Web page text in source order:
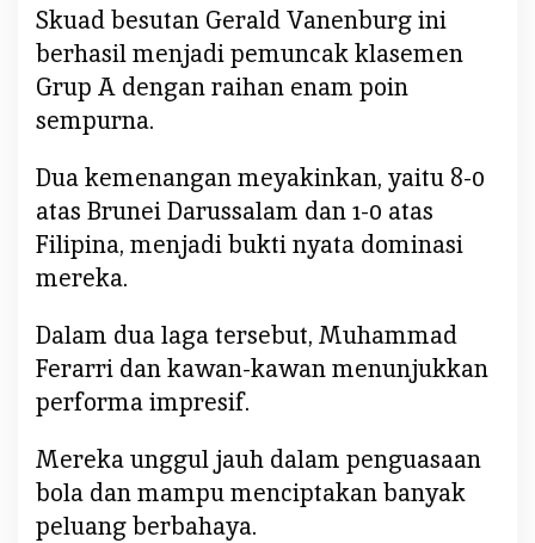
P
i
a
F
F
U
3
0
2
Skuad besutan Gerald Vanenburg ini
berhasil menjadi pemuncak klasemen
Grup A dengan raihan enam poin
sempurna.
Dua kemenangan meyakinkan, yaitu 8-0
atas Brunei Darussalam dan 1-0 atas
Filipina, menjadi bukti nyata dominasi
mereka.
Dalam dua laga tersebut, Muhammad
Ferarri dan kawan-kawan menunjukkan
performa impresif.
Mereka unggul jauh dalam penguasaan
bola dan mampu menciptakan banyak
peluang berbahaya.